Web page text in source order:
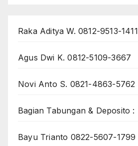
Raka Aditya W. 0812-9513-1411
Agus Dwi K. 0812-5109-3667
Novi Anto S. 0821-4863-5762
Bagian Tabungan & Deposito :
Bayu Trianto 0822-5607-1799